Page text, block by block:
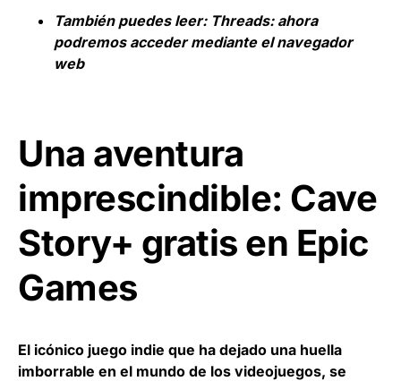
También puedes leer: Threads: ahora
podremos acceder mediante el navegador
web
Una aventura
imprescindible: Cave
Story+ gratis en Epic
Games
El icónico juego indie que ha dejado una huella
imborrable en el mundo de los videojuegos, se